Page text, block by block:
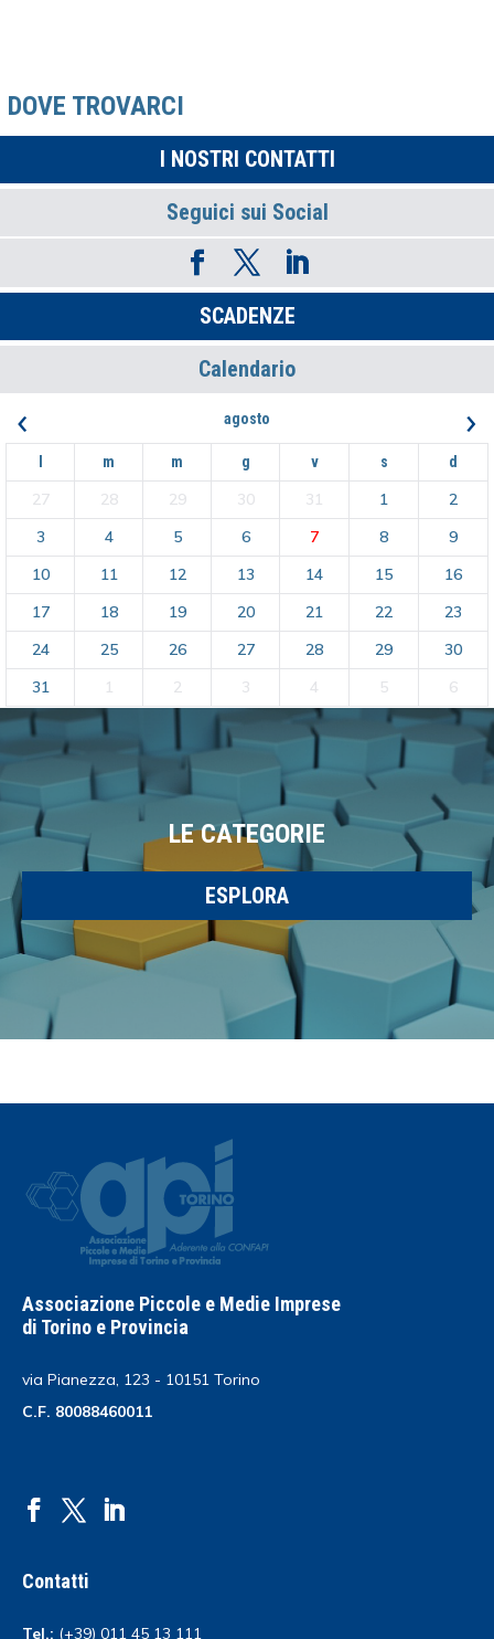
DOVE TROVARCI
I NOSTRI CONTATTI
Seguici sui Social
SCADENZE
Calendario
‹ agosto ›
m m g v s d
27 28 29 30 31 1
2
3
4 5 6 7 8
9
10
11 12 13 14 15
16
17
18 19 20 21 22
23
24
25 26 27 28 29
30
31
1 2 3 4 5 6
LE CATEGORIE
ESPLORA
Associazione Piccole e Medie Imprese
di Torino e Provincia
via Pianezza, 123 - 10151 Torino
C.F. 80088460011
Contatti
Tel.: (+39) 011 45 13 111